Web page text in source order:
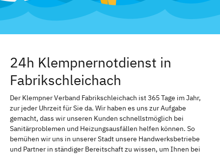
24h Klempnernotdienst in
Fabrikschleichach
Der Klempner Verband Fabrikschleichach ist 365 Tage im Jahr,
zur jeder Uhrzeit für Sie da. Wir haben es uns zur Aufgabe
gemacht, dass wir unseren Kunden schnellstmöglich bei
Sanitärproblemen und Heizungsausfällen helfen können. So
bemühen wir uns in unserer Stadt unsere Handwerksbetriebe
und Partner in ständiger Bereitschaft zu wissen, um Ihnen bei